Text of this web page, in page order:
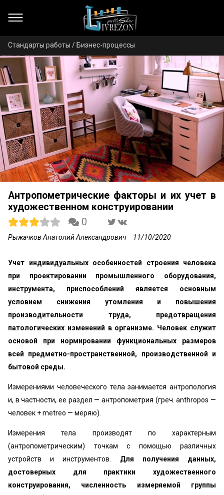
Стандарты работы / Бизнес-процессы
Антропометрические факторы и их учет в
художественном конструировании
0
Рыжачков Анатолий Александрович 11/10/2020
Учет индивидуальных особенностей строения человека
при проектировании промышленного оборудования,
инструмента, приспособлений является основным
условием снижения утомления и повышения
производительности труда, предотвращения
патологических изменений в организме. Человек служит
основой при нормировании функциональных размеров
всей предметно-пространственной, производственной и
бытовой среды.
Измерениями человеческого тела занимается антропология
и, в частности, ее раздел — антропометрия (греч. anthropos —
человек + metreo — меряю).
Измерения тела производят по характерным
(антропометрическим) точкам с помощью различных
устройств и инструментов. Для получения данных,
достоверных для практики художественного
конструирования, численность измеряемой группы